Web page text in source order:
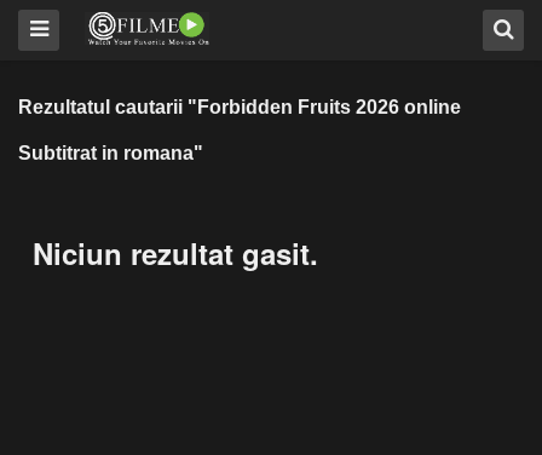
Rezultatul cautarii "Forbidden Fruits 2026 online
Subtitrat in romana"
Niciun rezultat gasit.